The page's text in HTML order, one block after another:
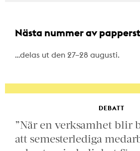
Nästa nummer av
…delas ut den 27–28 augusti.
DEBATT
”När en verksamhet blir
att semesterlediga